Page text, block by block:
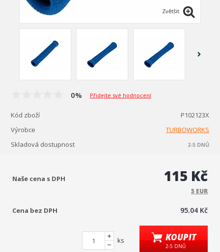
Zvětšit
0% Přidejte své hodnocení
Kód zboží
P102123X
Výrobce
TURBOWORKS
Skladová dostupnost
2-5 DNŮ
Naše cena s DPH 115 Kč
5 EUR
Cena bez DPH 95.04 Kč
ks KOUPIT
2-5 DNŮ